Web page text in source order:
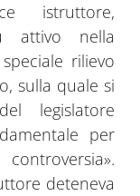
istruttore,
attivo nella
rilievo
sulla quale si
legislatore
per
deteneva